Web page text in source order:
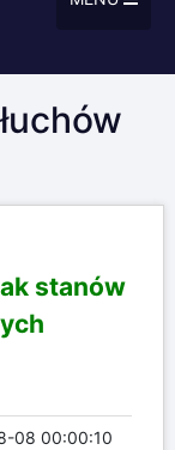
stanów
08 00:00:10